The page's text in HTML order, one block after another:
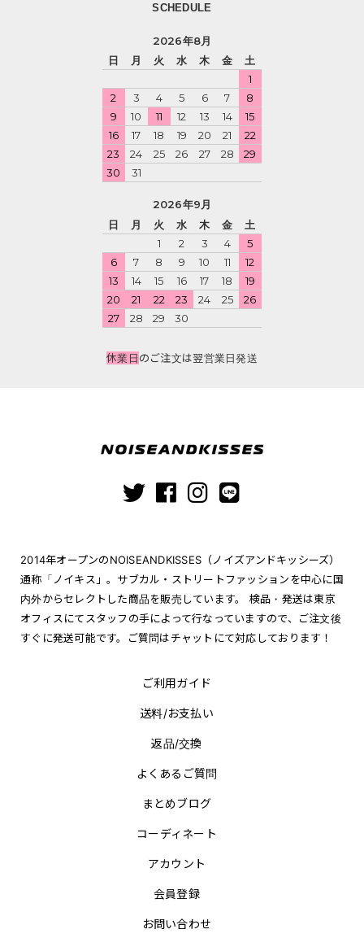
SCHEDULE
2026年8月
日
月 火 水 木 金
土
1
2
3 4 5 6 7
8
9
10 11 12 13 14
15
16
17 18 19 20 21
22
23
24 25 26 27 28
29
30
31
2026年9月
日
月 火 水 木 金
土
1
2 3 4
5
6
7 8 9 10 11
12
13
14 15 16 17 18
19
20
21 22 23 24 25
26
27
28 29 30
休業日のご注文は翌営業日発送
2014年オープンのNOISEANDKISSES（ノイズアンドキッシーズ）
通称「ノイキス」。サブカル・ストリートファッションを中心に国
内外からセレクトした商品を販売しています。 検品・発送は東京
オフィスにてスタッフの手によって行なっていますので、ご注文後
すぐに発送可能です。ご質問はチャットにて対応しております！
ご利用ガイド
送料/お支払い
返品/交換
よくあるご質問
まとめブログ
コーディネート
アカウント
会員登録
お問い合わせ